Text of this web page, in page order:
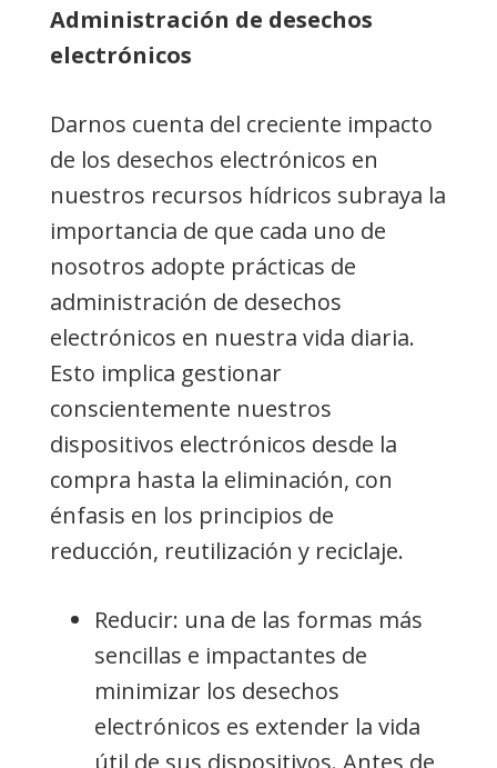
Administración de desechos
electrónicos
Darnos cuenta del creciente impacto
de los desechos electrónicos en
nuestros recursos hídricos subraya la
importancia de que cada uno de
nosotros adopte prácticas de
administración de desechos
electrónicos en nuestra vida diaria.
Esto implica gestionar
conscientemente nuestros
dispositivos electrónicos desde la
compra hasta la eliminación, con
énfasis en los principios de
reducción, reutilización y reciclaje.
Reducir: una de las formas más
sencillas e impactantes de
minimizar los desechos
electrónicos es extender la vida